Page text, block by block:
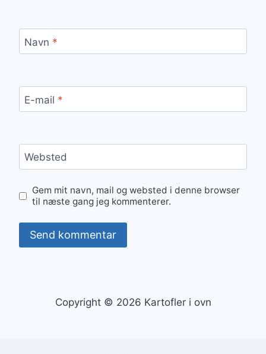
Navn *
E-mail *
Websted
Gem mit navn, mail og websted i denne browser
til næste gang jeg kommenterer.
Copyright © 2026 Kartofler i ovn